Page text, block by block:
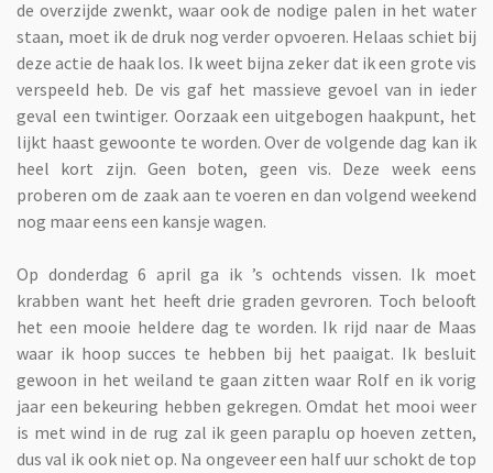
de overzijde zwenkt, waar ook de nodige palen in het water
staan, moet ik de druk nog verder opvoeren. Helaas schiet bij
deze actie de haak los. Ik weet bijna zeker dat ik een grote vis
verspeeld heb. De vis gaf het massieve gevoel van in ieder
geval een twintiger. Oorzaak een uitgebogen haakpunt, het
lijkt haast gewoonte te worden. Over de volgende dag kan ik
heel kort zijn. Geen boten, geen vis. Deze week eens
proberen om de zaak aan te voeren en dan volgend weekend
nog maar eens een kansje wagen.
Op donderdag 6 april ga ik ’s ochtends vissen. Ik moet
krabben want het heeft drie graden gevroren. Toch belooft
het een mooie heldere dag te worden. Ik rijd naar de Maas
waar ik hoop succes te hebben bij het paaigat. Ik besluit
gewoon in het weiland te gaan zitten waar Rolf en ik vorig
jaar een bekeuring hebben gekregen. Omdat het mooi weer
is met wind in de rug zal ik geen paraplu op hoeven zetten,
dus val ik ook niet op. Na ongeveer een half uur schokt de top